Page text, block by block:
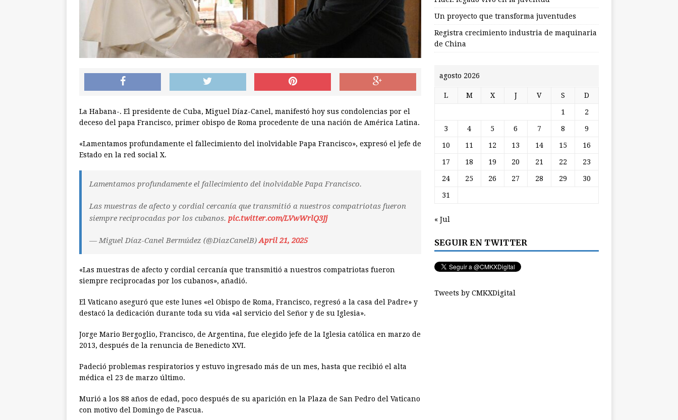
La Habana-. El presidente de Cuba, Miguel Díaz-Canel, manifestó hoy sus condolencias por el
deceso del papa Francisco, primer obispo de Roma procedente de una nación de América Latina.
«Lamentamos profundamente el fallecimiento del inolvidable Papa Francisco», expresó el jefe de
Estado en la red social X.
Lamentamos profundamente el fallecimiento del inolvidable Papa Francisco.
Las muestras de afecto y cordial cercanía que transmitió a nuestros compatriotas fueron
siempre reciprocadas por los cubanos. pic.twitter.com/LVwWrlQ3Jj
— Miguel Díaz-Canel Bermúdez (@DiazCanelB)April 21, 2025
«Las muestras de afecto y cordial cercanía que transmitió a nuestros compatriotas fueron
siempre reciprocadas por los cubanos», añadió.
El Vaticano aseguró que este lunes «el Obispo de Roma, Francisco, regresó a la casa del Padre» y
destacó la dedicación durante toda su vida «al servicio del Señor y de su Iglesia».
Jorge Mario Bergoglio, Francisco, de Argentina, fue elegido jefe de la Iglesia católica en marzo de
2013, después de la renuncia de Benedicto XVI.
Padeció problemas respiratorios y estuvo ingresado más de un mes, hasta que recibió el alta
médica el 23 de marzo último.
Murió a los 88 años de edad, poco después de su aparición en la Plaza de San Pedro del Vaticano
con motivo del Domingo de Pascua.
Un proyecto que transforma juventudes
Registra crecimiento industria de maquinaria
de China
agosto 2026
L M X J V S D
1 2
3 4 5 6 7 8 9
10 11 12 13 14 15 16
17 18 19 20 21 22 23
24 25 26 27 28 29 30
31
« Jul
SEGUIR EN TWITTER
Tweets by CMKXDigital